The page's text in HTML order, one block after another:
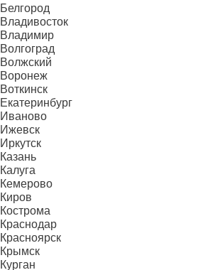
Белгород
Владивосток
Владимир
Волгоград
Волжский
Воронеж
Воткинск
Екатеринбург
Иваново
Ижевск
Иркутск
Казань
Калуга
Кемерово
Киров
Кострома
Краснодар
Красноярск
Крымск
Курган